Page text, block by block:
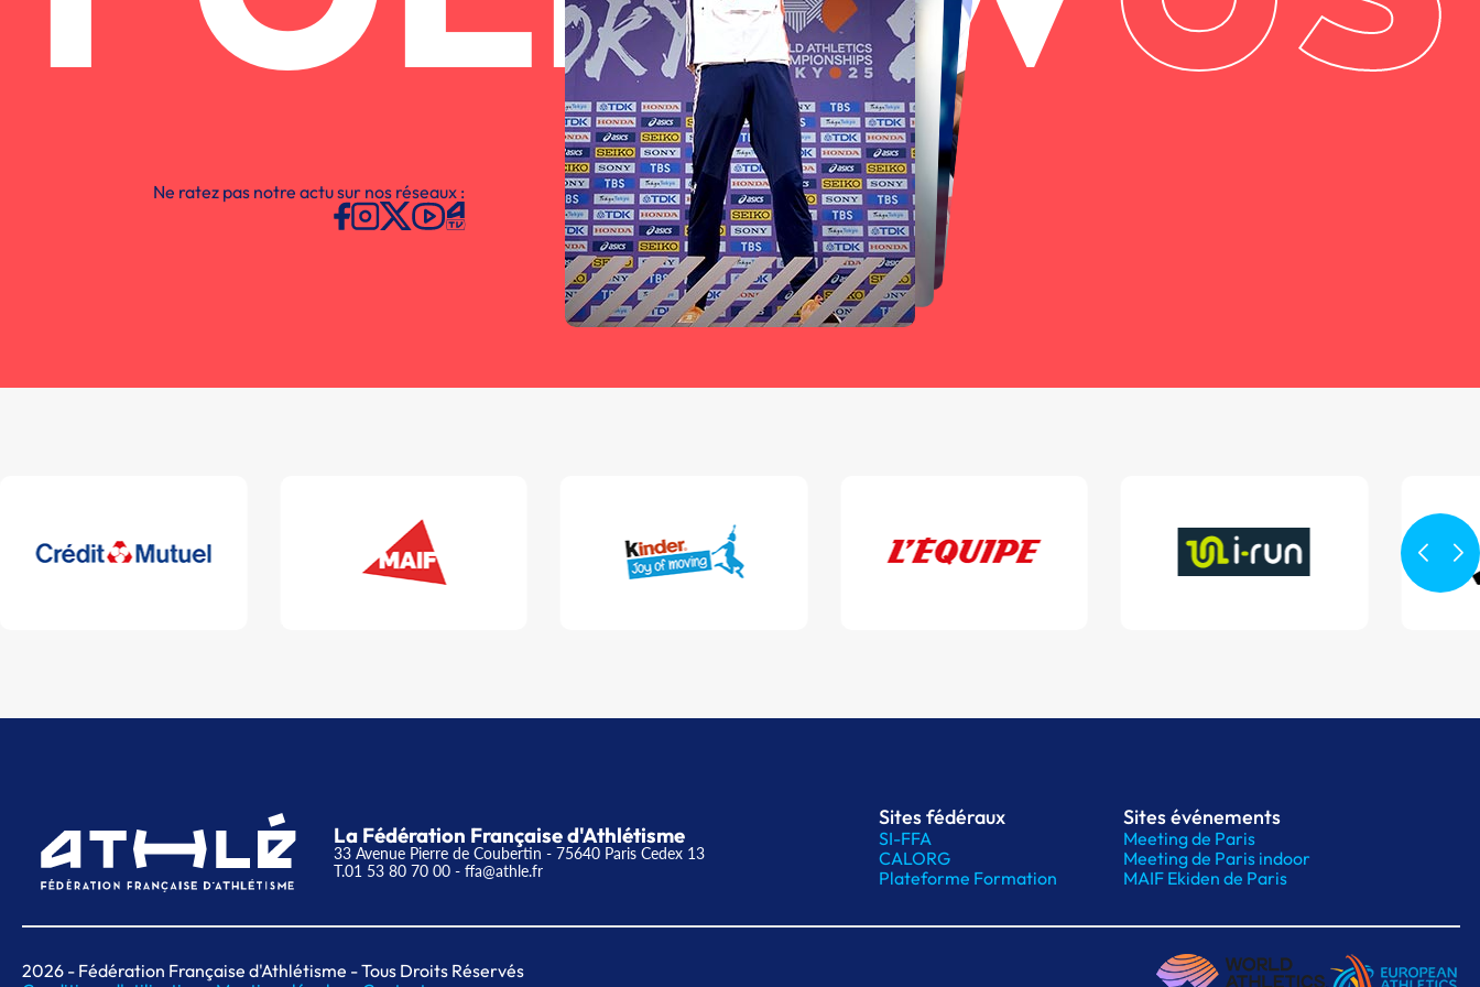
Ne ratez pas notre actu sur nos réseaux :
La Fédération Française d'Athlétisme
33 Avenue Pierre de Coubertin - 75640 Paris Cedex 13
T.01 53 80 70 00 - ffa@athle.fr
Sites fédéraux
SI-FFA
CALORG
Plateforme Formation
Sites événements
Meeting de Paris
Meeting de Paris indoor
MAIF Ekiden de Paris
2026 - Fédération Française d'Athlétisme - Tous Droits Réservés